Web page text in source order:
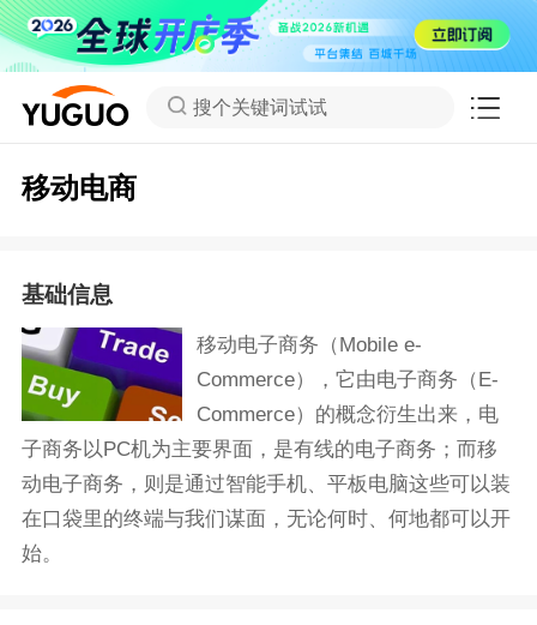
搜个关键词试试
移动电商
基础信息
移动电子商务（Mobile e-
Commerce），它由电子商务（E-
Commerce）的概念衍生出来，电
子商务以PC机为主要界面，是有线的电子商务；而移
动电子商务，则是通过智能手机、平板电脑这些可以装
在口袋里的终端与我们谋面，无论何时、何地都可以开
始。